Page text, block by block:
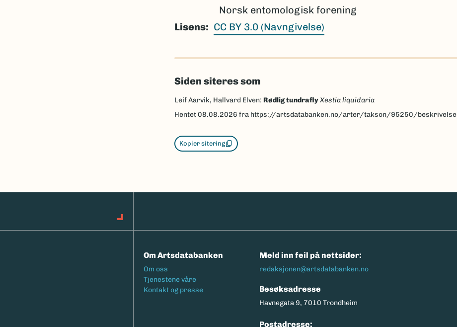
Norsk entomologisk forening
Lisens
CC BY 3.0 (Navngivelse)
Siden siteres som
Leif Aarvik, Hallvard Elven: Rødlig tundraflyXestia liquidaria
Hentet 08.08.2026 fra https://artsdatabanken.no/arter/takson/95250/beskrivelse
Kopier sitering
Om Artsdatabanken
Footermeny
Om oss
Tjenestene våre
Kontakt og presse
Meld inn feil på nettsider:
redaksjonen@artsdatabanken.no
Besøksadresse
Havnegata 9, 7010 Trondheim
Postadresse: